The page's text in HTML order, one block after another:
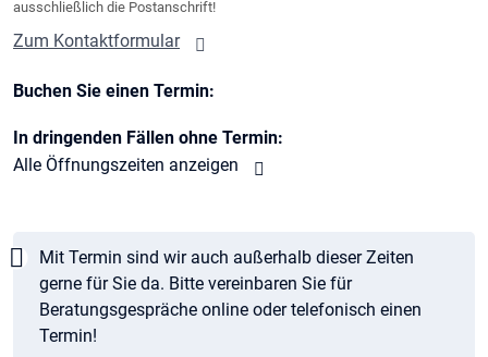
ausschließlich die Postanschrift!
Zum Kontaktformular
Buchen Sie einen Termin:
In dringenden Fällen ohne Termin:
Alle Öffnungszeiten anzeigen
Mit Termin sind wir auch außerhalb dieser Zeiten
gerne für Sie da. Bitte vereinbaren Sie für
Beratungsgespräche online oder telefonisch einen
Termin!